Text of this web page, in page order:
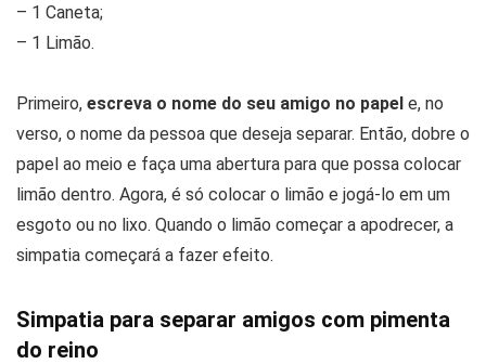
– 1 Caneta;
– 1 Limão.
Primeiro, escreva o nome do seu amigo no papel e, no
verso, o nome da pessoa que deseja separar. Então, dobre o
papel ao meio e faça uma abertura para que possa colocar
limão dentro. Agora, é só colocar o limão e jogá-lo em um
esgoto ou no lixo. Quando o limão começar a apodrecer, a
simpatia começará a fazer efeito.
Simpatia para separar amigos com pimenta
do reino